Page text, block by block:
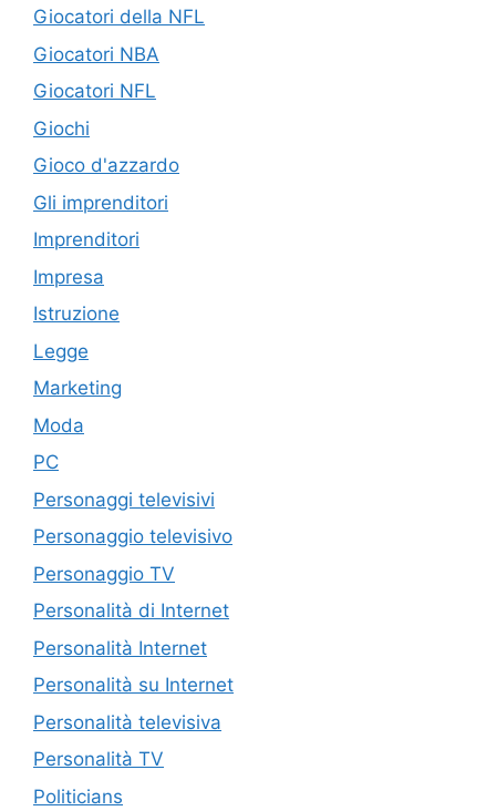
Giocatori della NFL
Giocatori NBA
Giocatori NFL
Giochi
Gioco d'azzardo
Gli imprenditori
Imprenditori
Impresa
Istruzione
Legge
Marketing
Moda
PC
Personaggi televisivi
Personaggio televisivo
Personaggio TV
Personalità di Internet
Personalità Internet
Personalità su Internet
Personalità televisiva
Personalità TV
Politicians